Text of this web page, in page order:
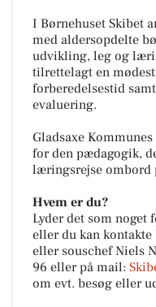
I Børnehuset Skibet
med aldersopdelte
udvikling, leg og
tilrettelagt en
forberedelsestid
evaluering.
Gladsaxe
for den pædagogik,
læringsrejse ombord
Hvem er du?
Lyder det som noget
eller du kan kontakte
eller souschef Niels
96 eller på mail:
om evt. besøg eller